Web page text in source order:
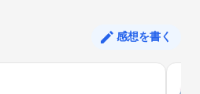
感想を書く